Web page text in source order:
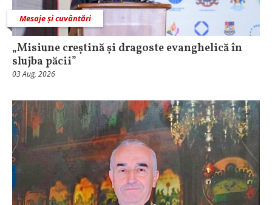
Mesaje și cuvântări
„Misiune creștină și dragoste evanghelică în
slujba păcii”
03 Aug, 2026